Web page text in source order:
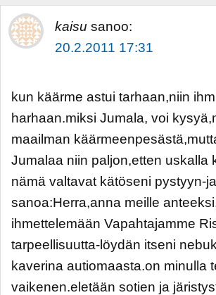
kaisu sanoo:
20.2.2011 17:31
kun käärme astui tarhaan,niin
harhaan.miksi Jumala, voi
maailman
Jumalaa niin paljon,etten uskalla
nämä valtavat kätöseni pystyyn-ja
sanoa:Herra,anna meille
ihmettelemään Vapahtajamme
tarpeellisuutta-löydän itseni
kaverina autiomaasta.on minulla
vaikenen.eletään sotien ja